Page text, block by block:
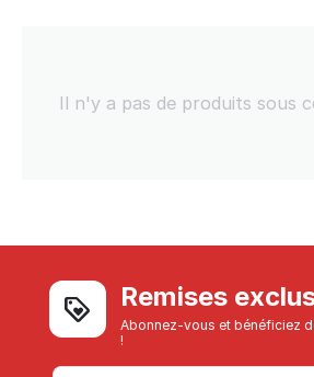
Il n'y a pas de produits sous
Remises
Abonnez-vous et bénéficiez
!